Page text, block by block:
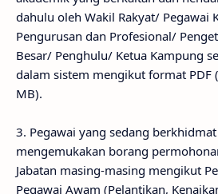
dahulu oleh Wakil Rakyat/ Pegawai
Pengurusan dan Profesional/
Besar/ Penghulu/ Ketua Kampung
dalam sistem mengikut format PDF
MB).
3. Pegawai yang sedang
mengemukakan borang
Jabatan masing-masing mengikut
Pegawai Awam (Pelantikan,